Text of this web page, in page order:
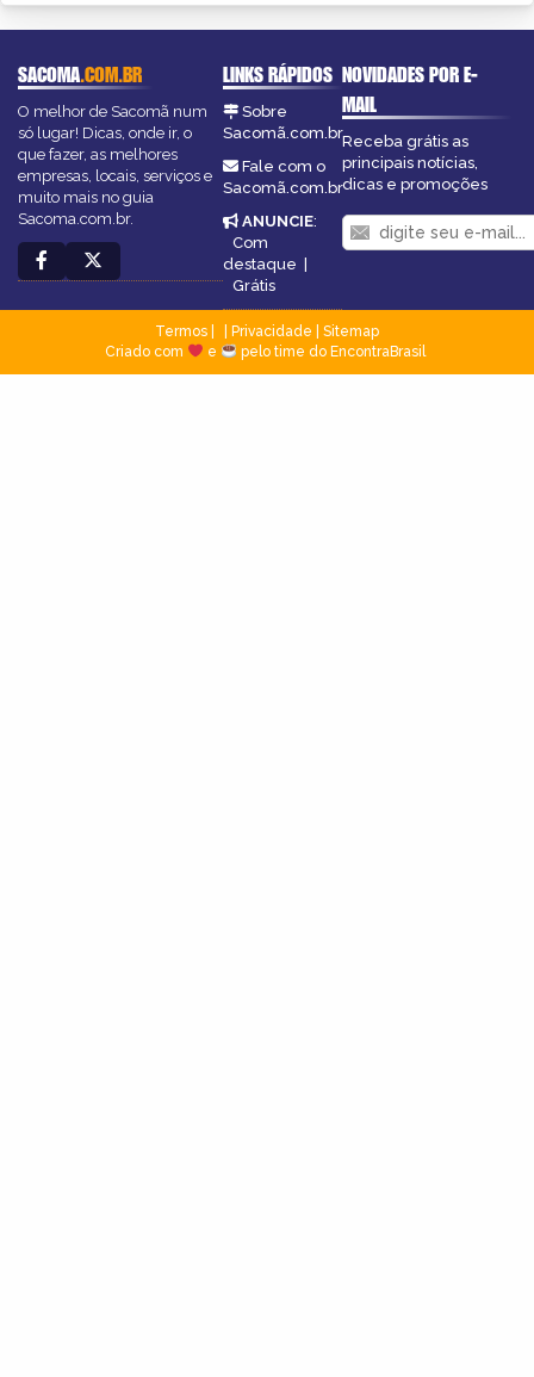
SACOMA.COM.BR
O melhor de Sacomã num
só lugar! Dicas, onde ir, o
que fazer, as melhores
empresas, locais, serviços e
muito mais no guia
Sacoma.com.br.
LINKS RÁPIDOS
Sobre
Sacomã.com.br
Fale com o
Sacomã.com.br
ANUNCIE:
Com
destaque |
Grátis
NOVIDADES POR E-
MAIL
Receba grátis as
principais notícias,
dicas e promoções
Termos Privacidade
Sitemap
Criado com
e pelo time do EncontraBrasil